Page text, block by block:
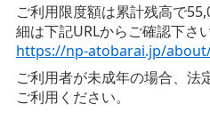
ご利用限度額は累計残高で
細は下記URLからご確認下さい
https://np-atobarai.jp/
ご利用者が未成年の場合、法
ご利用ください。